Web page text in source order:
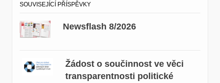
SOUVISEJÍCÍ PŘÍSPĚVKY
Newsflash 8/2026
Žádost o součinnost ve věci
transparentnosti politické